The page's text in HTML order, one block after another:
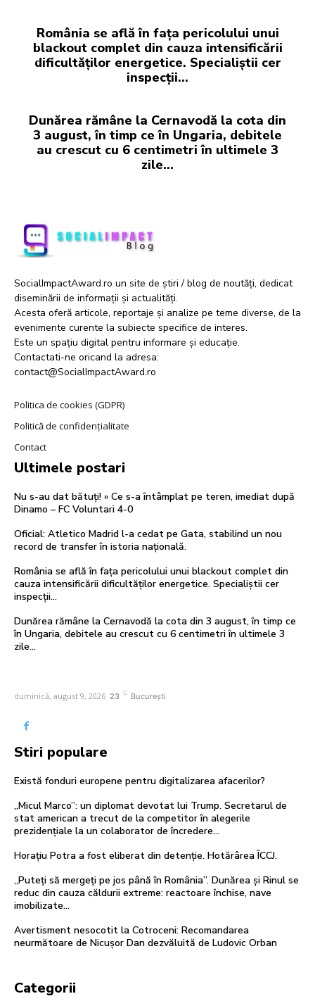
România se află în fața pericolului unui
blackout complet din cauza intensificării
dificultăților energetice. Specialiștii cer
inspecții…
Dunărea rămâne la Cernavodă la cota din
3 august, în timp ce în Ungaria, debitele
au crescut cu 6 centimetri în ultimele 3
zile...
SocialImpactAward.ro un site de știri / blog de noutăți, dedicat
diseminării de informații și actualități.
Acesta oferă articole, reportaje și analize pe teme diverse, de la
evenimente curente la subiecte specifice de interes.
Este un spațiu digital pentru informare și educație.
Contactati-ne oricand la adresa:
contact@SocialImpactAward.ro
Politica de cookies (GDPR)
Politică de confidențialitate
Contact
Ultimele postari
Nu s-au dat bătuți! » Ce s-a întâmplat pe teren, imediat după
Dinamo – FC Voluntari 4-0
Oficial: Atletico Madrid l-a cedat pe Gata, stabilind un nou
record de transfer în istoria națională.
România se află în fața pericolului unui blackout complet din
cauza intensificării dificultăților energetice. Specialiștii cer
inspecții…
Dunărea rămâne la Cernavodă la cota din 3 august, în timp ce
în Ungaria, debitele au crescut cu 6 centimetri în ultimele 3
zile...
duminică, august 9, 2026 23 C București
Stiri populare
Există fonduri europene pentru digitalizarea afacerilor?
„Micul Marco”: un diplomat devotat lui Trump. Secretarul de
stat american a trecut de la competitor în alegerile
prezidențiale la un colaborator de încredere...
Horațiu Potra a fost eliberat din detenție. Hotărârea ÎCCJ.
„Puteți să mergeți pe jos până în România”. Dunărea și Rinul se
reduc din cauza căldurii extreme: reactoare închise, nave
imobilizate…
Avertisment nesocotit la Cotroceni: Recomandarea
neurmătoare de Nicușor Dan dezvăluită de Ludovic Orban
Categorii